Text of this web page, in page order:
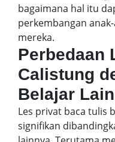
bagaimana hal itu
perkembangan
mereka.
Perbedaan
Calistung
Belajar Lain
Les privat baca tulis
signifikan